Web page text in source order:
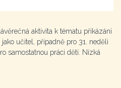
aktivita k tématu přikázání
učitel, případně pro 31. neděli
samostatnou práci dětí. Nízká